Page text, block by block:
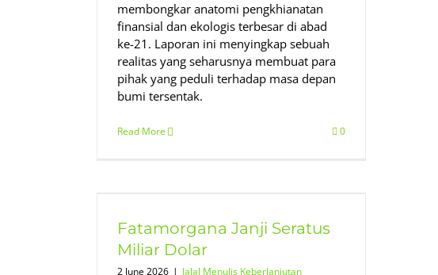
membongkar anatomi pengkhianatan
finansial dan ekologis terbesar di abad
ke-21. Laporan ini menyingkap sebuah
realitas yang seharusnya membuat para
pihak yang peduli terhadap masa depan
bumi tersentak.
Read More 0
Fatamorgana Janji Seratus
Miliar Dolar
2 June 2026 | Jalal Menulis Keberlanjutan